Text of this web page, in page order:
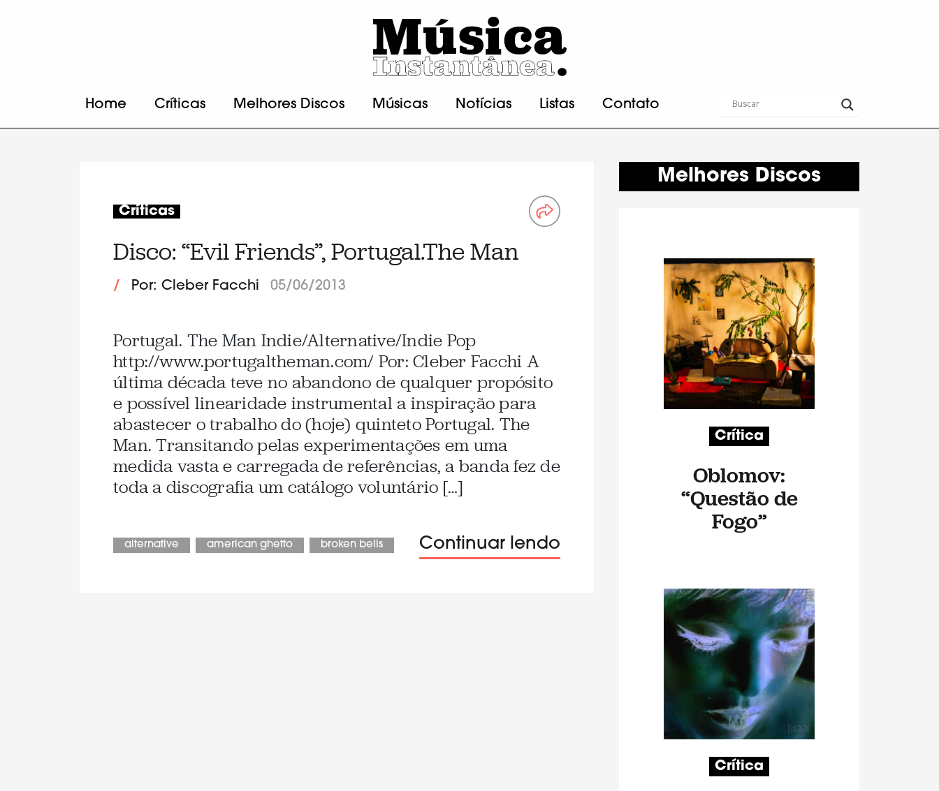
Home Críticas Melhores Discos Músicas Notícias Listas Contato
Críticas
Disco: “Evil Friends”, Portugal.The Man
/ Por: Cleber Facchi 05/06/2013
Portugal. The Man Indie/Alternative/Indie Pop
http://www.portugaltheman.com/ Por: Cleber Facchi A
última década teve no abandono de qualquer propósito
e possível linearidade instrumental a inspiração para
abastecer o trabalho do (hoje) quinteto Portugal. The
Man. Transitando pelas experimentações em uma
medida vasta e carregada de referências, a banda fez de
toda a discografia um catálogo voluntário […]
alternative american ghetto broken bells Continuar lendo
Melhores Discos
Crítica
Oblomov:
“Questão de
Fogo”
Crítica